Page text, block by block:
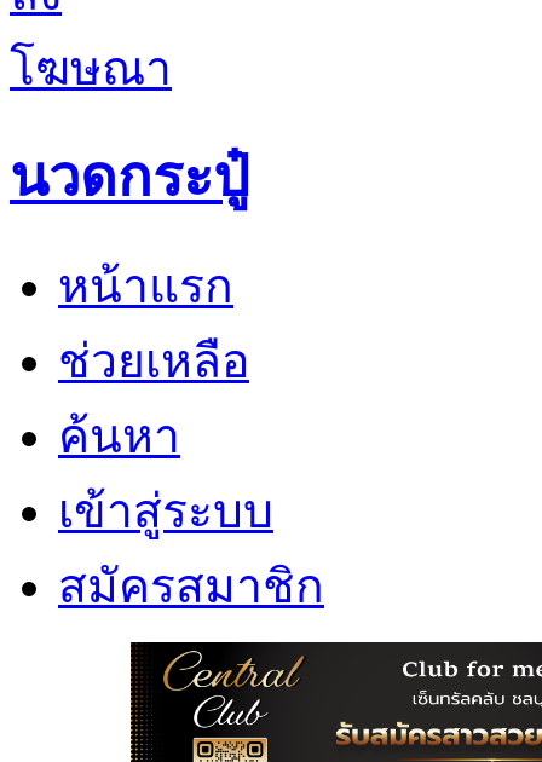
นวดกระปู๋
หน้าแรก
ช่วยเหลือ
ค้นหา
เข้าสู่ระบบ
สมัครสมาชิก